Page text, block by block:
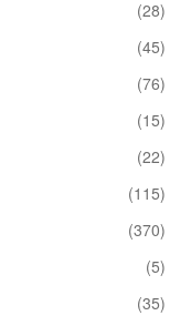
(28)
(45)
(76)
(15)
(22)
(115)
(370)
(5)
(35)